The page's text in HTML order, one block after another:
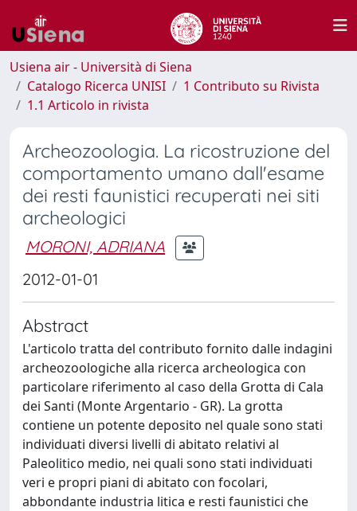
Usiena air - Università di Siena
Catalogo Ricerca UNISI
1 Contributo su Rivista
1.1 Articolo in rivista
Archeozoologia. La ricostruzione del
comportamento umano dall'esame
dei resti faunistici recuperati nei siti
archeologici
MORONI, ADRIANA
2012-01-01
Abstract
L'articolo tratta del contributo fornito dalle indagini
archeozoologiche alla ricerca archeologica con
particolare riferimento al caso della Grotta di Cala
dei Santi (Monte Argentario - GR). La grotta
contiene un potente deposito nel quale sono stati
individuati diversi livelli di abitato relativi al
Paleolitico medio, nei quali sono stati individuati
veri e propri piani di abitato con focolari,
abbondante industria litica e resti faunistici che